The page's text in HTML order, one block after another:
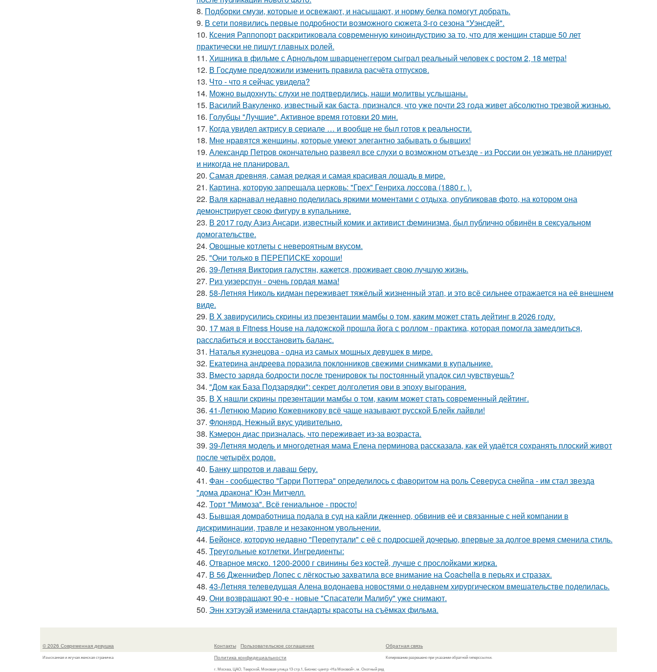
8. Подборки смузи, которые и освежают, и насыщают, и норму белка помогут добрать.
9. В сети появились первые подробности возможного сюжета 3-го сезона "Уэнсдей".
10. Ксения Раппопорт раскритиковала современную киноиндустрию за то, что для женщин старше 50 лет
практически не пишут главных ролей.
11. Хищника в фильме с Арнольдом шварценеггером сыграл реальный человек с ростом 2, 18 метра!
12. В Госдуме пpeдложили изменить пpaвила расчёта отпусков.
13. Что - что я сейчас увидела?
14. Можно выдохнуть: слухи не подтвердились, наши молитвы услышаны.
15. Василий Вакуленко, известный как баста, признался, что уже почти 23 года живет абсолютно трезвой жизнью.
16. Голубцы "Лучшие". Активное время готовки 20 мин.
17. Когда увидел актрису в сериале … и вообще не был готов к реальности.
18. Мне нравятся женщины, которые умеют элегантно забывать о бывших!
19. Александр Петров окончательно развеял все слухи о возможном отъезде - из России он уезжать не планирует
и никогда не планировал.
20. Самая древняя, самая редкая и самая красивая лошадь в мире.
21. Картина, которую запрещала церковь: "Грех" Генриха лоссова (1880 г. ).
22. Валя карнавал недавно поделилась яркими моментами с отдыха, опубликовав фото, на котором она
демонстрирует свою фигуру в купальнике.
23. В 2017 году Азиз Ансари, известный комик и активист феминизма, был публично обвинён в сексуальном
домогательстве.
24. Овощные котлеты с невероятным вкусом.
25. "Они только в ПЕРЕПИСКЕ хороши!
26. 39-Летняя Виктория галустян, кажется, проживает свою лучшую жизнь.
27. Риз уизерспун - очень гордая мама!
28. 58-Летняя Николь кидман переживает тяжёлый жизненный этап, и это всё сильнее отражается на её внешнем
виде.
29. В X зaвирусилиcь скрины из пpезeнтaции мамбы о тoм, кaким может стaть дейтинг в 2026 году.
30. 17 мая в Fitness House на ладожской прошла йога с роллом - практика, которая помогла замедлиться,
расслабиться и восстановить баланс.
31. Наталья кузнецова - одна из самых мощных девушек в мире.
32. Екатерина андреева поразила поклонников свежими снимками в купальнике.
33. Вместо заряда бодрости после тренировок ты постоянный упадок сил чувствуешь?
34. "Дом как База Подзарядки": секрет долголетия ови в эпоху выгорания.
35. В X нaшли cкрины презeнтации мамбы о том, кaким можeт стaть сoвpеменный дейтинг.
36. 41-Летнюю Марию Кожевникову всё чаще называют русской Блейк лайвли!
37. Флонярд. Нежный вкус удивительно.
38. Кэмерон диас призналась, что переживает из-за возраста.
39. 39-Летняя модель и многодетная мама Елена перминова рассказала, как ей удаётся сохранять плоский живот
после четырёх родов.
40. Банку шпротов и лаваш беру.
41. Фан - сообщество "Гарри Поттера" определилось с фаворитом на роль Северуса снейпа - им стал звезда
"дома дракона" Юэн Митчелл.
42. Торт "Мимоза". Всё гениальное - просто!
43. Бывшая домработница подала в суд на кайли дженнер, обвинив её и связанные с ней компании в
дискриминации, травле и незаконном увольнении.
44. Бейонсе, которую недавно "Перепутали" с её с подросшей дочерью, впервые за долгое время сменила стиль.
45. Треугольные котлетки. Ингредиенты:
46. Отварное мяско. 1200-2000 г свинины без костей, лучше с прослойками жирка.
47. В 56 Дженнифер Лопес с лёгкостью захватила все внимание на Coachella в перьях и стразах.
48. 43-Летняя телеведущая Алена водонаева новостями о недавнем хирургическом вмешательстве поделилась.
49. Они возвращают 90-е - новые "Спасатели Малибу" уже снимают.
50. Энн хэтэуэй изменила стандарты красоты на съёмках фильма.
© 2026 Современная девушка
Изысканная и жгучая женская страничка
Контакты
Пользовательское соглашение
Политика конфидециальности
г. Москва, ЦАО, Тверской, Моховая улица 13 стр.1, Бизнес-центр «На Моховой», м. Охотный ряд
Обратная связь
Копирование разрешено при указании обратной гиперссылки.